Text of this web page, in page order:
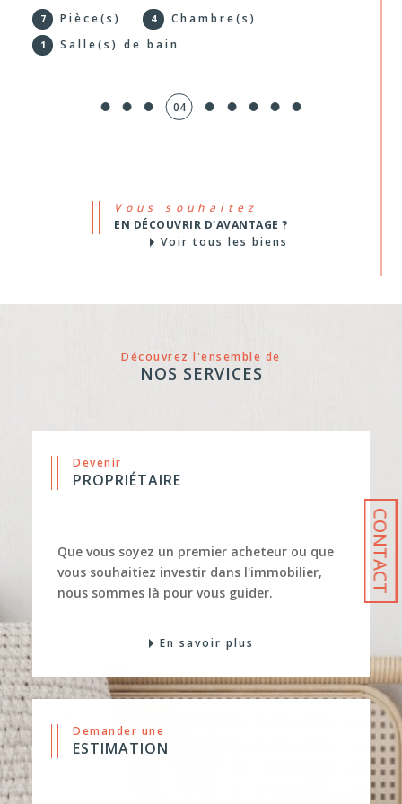
CONTACT
Propriétaires bailleurs, nous gérons votre bien
encaissement des loyers, assurance impayés et
suivi complet. De quoi louer l'esprit tranquille.
4 Pièce(s) 2 Chambre(s)
Voir tous les biens
NOS SERVICES
PROPRIÉTAIRE
vous souhaitiez investir dans l'immobilier,
nous sommes là pour vous guider.
ESTIMATION